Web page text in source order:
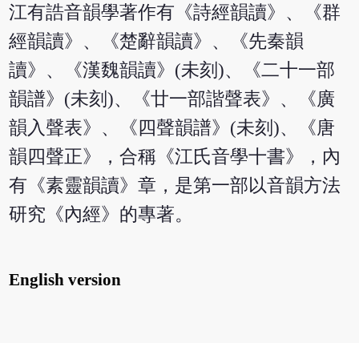
江有誥音韻學著作有《詩經韻讀》、《群
經韻讀》、《楚辭韻讀》、《先秦韻
讀》、《漢魏韻讀》(未刻)、《二十一部
韻譜》(未刻)、《廿一部諧聲表》、《廣
韻入聲表》、《四聲韻譜》(未刻)、《唐
韻四聲正》，合稱《江氏音學十書》，內
有《素靈韻讀》章，是第一部以音韻方法
研究《內經》的專著。
English version